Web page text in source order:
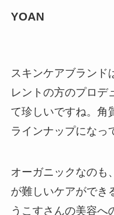
YOAN
スキンケアブランド
レントの方のプロデ
て珍しいですね。角
ラインナップになっ
オーガニックなのも
が難しいケアができ
うこすさんの美容へ